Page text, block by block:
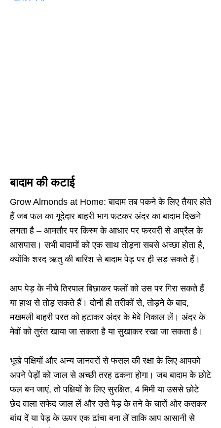
बादाम की कटाई
Grow Almonds at Home: बादाम तब पकने के लिए तैयार होते
हैं जब फल का गूदेदार बाहरी भाग फटकर अंदर का बादाम दिखने
लगता है – आमतौर पर किस्म के आधार पर फरवरी से अप्रैल के
आसपास। सभी बादामों को एक साथ तोड़ना सबसे अच्छा होता है,
क्योंकि शरद ऋतु की बारिश से बादाम पेड़ पर ही सड़ सकते हैं।
आप पेड़ के नीचे तिरपाल बिछाकर फलों को उस पर गिरा सकते हैं
या हाथ से तोड़ सकते हैं। दोनों ही तरीकों से, तोड़ने के बाद,
मखमली बाहरी परत को हटाकर अंदर के मेवे निकाल लें। अंदर के
मेवों को तुरंत खाया जा सकता है या सुखाकर रखा जा सकता है।
भूखे पक्षियों और अन्य जानवरों से फसल की रक्षा के लिए आपको
अपने पेड़ों को जाल से अच्छी तरह ढकना होगा। जब बादाम के छोटे
फल बन जाएं, तो पक्षियों के लिए सुरक्षित, 4 मिमी या उससे छोटे
छेद वाला सफेद जाल लें और उसे पेड़ के तने के चारों ओर कसकर
बांध दें या पेड़ के ऊपर एक ढांचा बना लें ताकि आप आसानी से